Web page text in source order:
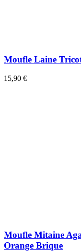
Moufle Laine
15,90 €
Moufle Mitaine
Orange Brique